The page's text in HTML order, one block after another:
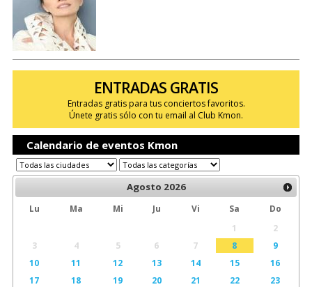
ENTRADAS GRATIS
Entradas gratis para tus conciertos favoritos.
Únete gratis sólo con tu email al Club Kmon.
Calendario de eventos Kmon
Agosto 2026
Lu Ma Mi Ju Vi Sa
Do
1
2
3
4 5 6 7 8
9
10
11 12 13 14 15
16
17
18 19 20 21 22
23